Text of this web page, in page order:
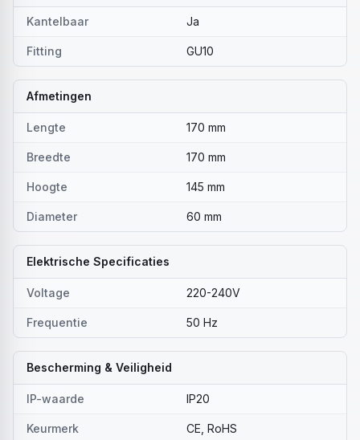
Kantelbaar Ja
Fitting GU10
Afmetingen
Lengte 170 mm
Breedte 170 mm
Hoogte 145 mm
Diameter 60 mm
Elektrische Specificaties
Voltage 220-240V
Frequentie 50 Hz
Bescherming & Veiligheid
IP-waarde IP20
Keurmerk CE, RoHS